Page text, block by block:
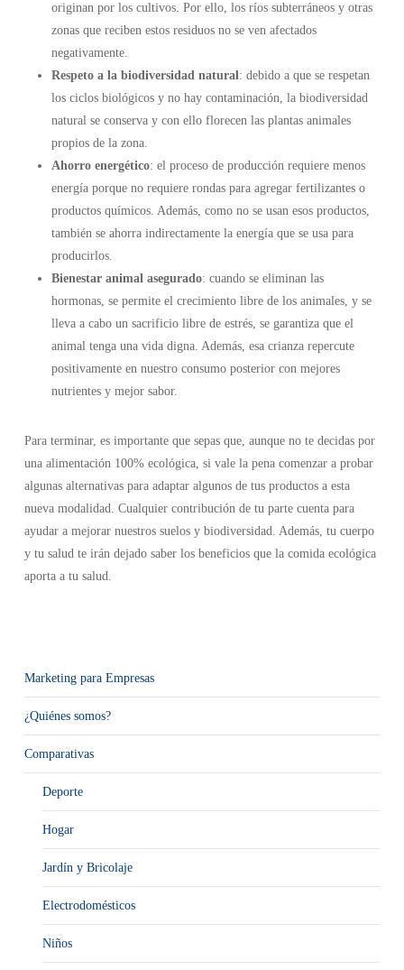
originan por los cultivos. Por ello, los ríos subterráneos y otras
zonas que reciben estos residuos no se ven afectados
negativamente.
Respeto a la biodiversidad natural: debido a que se respetan
los ciclos biológicos y no hay contaminación, la biodiversidad
natural se conserva y con ello florecen las plantas animales
propios de la zona.
Ahorro energético: el proceso de producción requiere menos
energía porque no requiere rondas para agregar fertilizantes o
productos químicos. Además, como no se usan esos productos,
también se ahorra indirectamente la energía que se usa para
producirlos.
Bienestar animal asegurado: cuando se eliminan las
hormonas, se permite el crecimiento libre de los animales, y se
lleva a cabo un sacrificio libre de estrés, se garantiza que el
animal tenga una vida digna. Además, esa crianza repercute
positivamente en nuestro consumo posterior con mejores
nutrientes y mejor sabor.
Para terminar, es importante que sepas que, aunque no te decidas por
una alimentación 100% ecológica, si vale la pena comenzar a probar
algunas alternativas para adaptar algunos de tus productos a esta
nueva modalidad. Cualquier contribución de tu parte cuenta para
ayudar a mejorar nuestros suelos y biodiversidad. Además, tu cuerpo
y tu salud te irán dejado saber los beneficios que la comida ecológica
aporta a tu salud.
Marketing para Empresas
¿Quiénes somos?
Comparativas
Deporte
Hogar
Jardín y Bricolaje
Electrodomésticos
Niños